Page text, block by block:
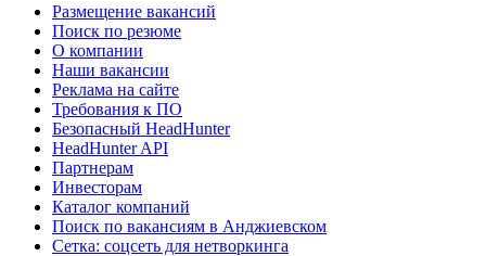
Размещение вакансий
Поиск по резюме
О компании
Наши вакансии
Реклама на сайте
Требования к ПО
Безопасный HeadHunter
HeadHunter API
Партнерам
Инвесторам
Каталог компаний
Поиск по вакансиям в Анджиевском
Сетка: соцсеть для нетворкинга